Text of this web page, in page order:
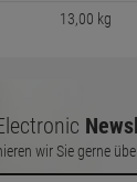
13,00 kg
wir Sie gerne